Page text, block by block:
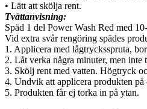
• Lätt att skölja rent.
Tvättanvisning:
Späd 1 del Power Wash Red med
Vid extra svår rengöring spädes
1. Applicera med lågtrycksspruta,
2. Låt verka några minuter, men inte
3. Skölj rent med vatten. Högtryck
4. Undvik att applicera produkten på
5. Produkten får ej torka in på ytan.